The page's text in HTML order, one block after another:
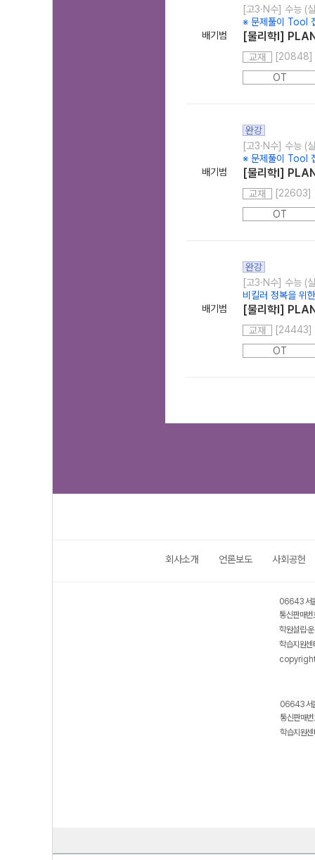
배기범
[고3·N수] 수능 (
※ 문제풀이 Tool
[물리학l]
교재
[20848]
OT
배기범
완강
[고3·N수] 수능 (
※ 문제풀이 Tool
[물리학l]
교재
[22603]
OT
배기범
완강
[고3·N수] 수능 (
비킬러 정복을 위
[물리학I]
교재
[24443]
OT
회사소개 언론보도 사회공헌
06643 서
통신판매
학원설립·
학습지원
06643 서
통신판매
학습지원